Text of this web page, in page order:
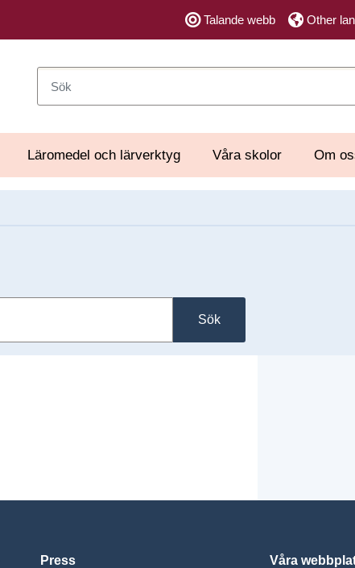
Talande webb Other
Läromedel och lärverktyg Våra skolor Om
Sök
Press Våra